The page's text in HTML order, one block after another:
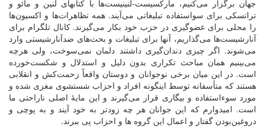
جهان برگزار می‌کنیم، مارکسیست-لنینیست‌ها با کتابهای لنین و مائو و
تراتسکی برای سواستفاده تبلیغاتی می‌آیند. همه تظاهرات‌ها و اکسیون‌ها
را محلی برای عضوگیری در حزب خود بکار می‌گیرند. کانال تلگرام برای
آنارشیست‌ها می‌گذاریم، آنها برای تبلیغات و بحث‌های ضدآنارشیستی وارد
می‌شوند. اگر چیزی دندان‌گیری داشتند دلمان نمی‌سوخت، ولی هرچه
می‌بینیم همان مباحث تکراری بدون دلیل و استدلال و شکست‌خورده
است. در این میان برخی نوجوانان و دوستان واقعاً زحمت‌کش و انقلابی
هستند که متأسفانه توسط اینگونه افراد و احزاب شستشوی مغزی شده و
مورد سوءاستفاده و بیگاری قرار می‌گیرند و این مایۀ اصلی ناراحتی ما
است. امیدوارم که این جوانان هر چه زودتر به خود آیند و به پوچی و
دروغین‌بودن گفتار و اعمال این گروه ها و احزاب پی ببرند.